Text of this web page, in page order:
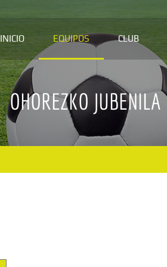
INICIO EQUIPOS CLUB
OHOREZKO JUBENILA